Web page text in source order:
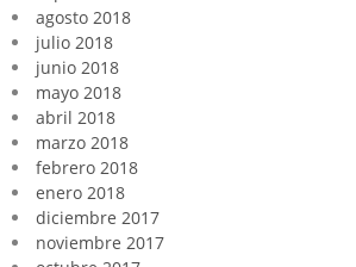
agosto 2018
julio 2018
junio 2018
mayo 2018
abril 2018
marzo 2018
febrero 2018
enero 2018
diciembre 2017
noviembre 2017